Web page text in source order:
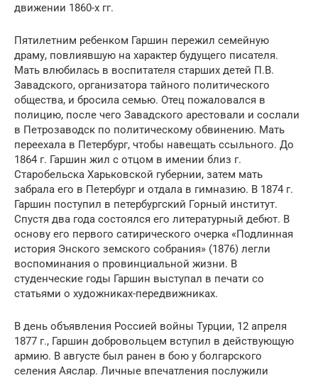
движении 1860-х гг.
Пятилетним ребенком Гаршин пережил семейную
драму, повлиявшую на характер будущего писателя.
Мать влюбилась в воспитателя старших детей П.В.
Завадского, организатора тайного политического
общества, и бросила семью. Отец пожаловался в
полицию, после чего Завадского арестовали и сослали
в Петрозаводск по политическому обвинению. Мать
переехала в Петербург, чтобы навещать ссыльного. До
1864 г. Гаршин жил с отцом в имении близ г.
Старобельска Харьковской губернии, затем мать
забрала его в Петербург и отдала в гимназию. В 1874 г.
Гаршин поступил в петербургский Горный институт.
Спустя два года состоялся его литературный дебют. В
основу его первого сатирического очерка «Подлинная
история Энского земского собрания» (1876) легли
воспоминания о провинциальной жизни. В
студенческие годы Гаршин выступал в печати со
статьями о художниках-передвижниках.
В день объявления Россией войны Турции, 12 апреля
1877 г., Гаршин добровольцем вступил в действующую
армию. В августе был ранен в бою у болгарского
селения Аяслар. Личные впечатления послужили